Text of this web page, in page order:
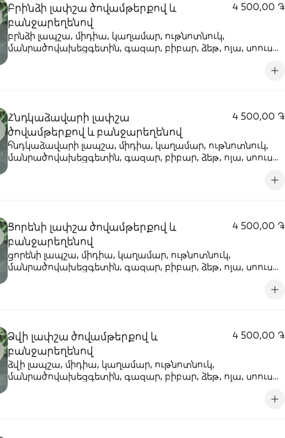
Բրինձի լափշա ծովամթերքով և
բանջարեղենով
4 500,00 ֏
բրնձի լապշա, միդիա, կաղամար, ութնոտնուկ,
մանրածովախեցգետին, գազար, բիբար, ձեթ, ոյա, սոուս
Հնդկաձավարի լափշա
ծովամթերքով և բանջարեղենով
4 500,00 ֏
հնդկաձավարի լապշա, միդիա, կաղամար, ութնոտնուկ,
մանրածովախեցգետին, գազար, բիբար, ձեթ, ոյա, սոուս
Ցորենի լափշա ծովամթերքով և
բանջարեղենով
4 500,00 ֏
ցորենի լապշա, միդիա, կաղամար, ութնոտնուկ,
մանրածովախեցգետին, գազար, բիբար, ձեթ, ոյա, սոուս
Ձվի լափշա ծովամթերքով և
բանջարեղենով
4 500,00 ֏
ձվի լապշա, միդիա, կաղամար, ութնոտնուկ,
մանրածովախեցգետին, գազար, բիբար, ձեթ, ոյա, սոուս